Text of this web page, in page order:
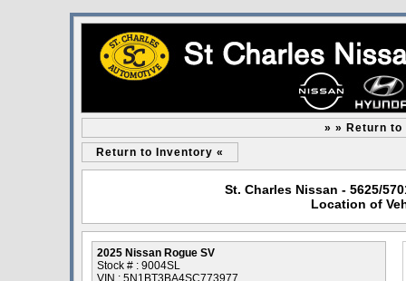
» » Return to
Return to Inventory «
St. Charles Nissan - 5625/
Location of
2025 Nissan Rogue SV
Stock # : 9004SL
VIN : 5N1BT3BA4SC773977